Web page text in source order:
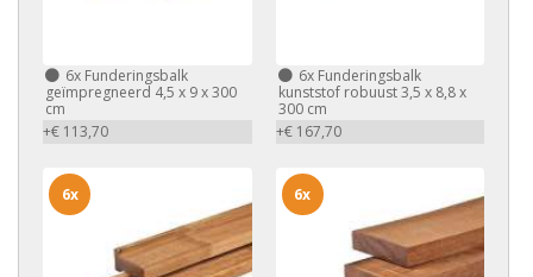
6x Funderingsbalk
geïmpregneerd 4,5 x 9 x 300
cm
+€ 113,70
6xFunderingsbalk
kunststof robuust 3,5 x 8,8 x
300 cm
+€ 167,70
6x 6x